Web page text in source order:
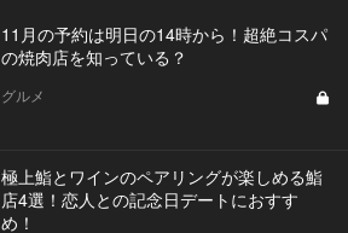
11月の予約は明日の14時から！超絶コスパ
の焼肉店を知っている？
グルメ
極上鮨とワインのペアリングが楽しめる鮨
店4選！恋人との記念日デートにおすす
め！